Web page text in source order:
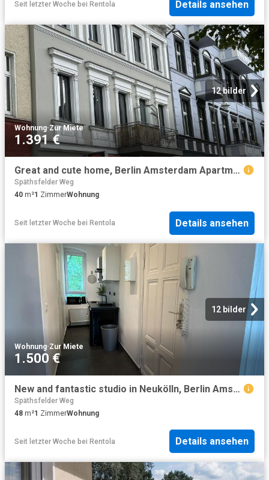
Seit letzter Woche bei Rentola Details ansehen
12 bilder
Wohnung·Zur Miete
1.391 €
Great and cute home, Berlin Amsterdam Apartments for Rent
Späthsfelder Weg
40 m²1 ZimmerWohnung
Seit letzter Woche bei Rentola Details ansehen
12 bilder
Wohnung·Zur Miete
1.500 €
New and fantastic studio in Neukölln, Berlin Amsterdam Apartments for Rent
Späthsfelder Weg
48 m²1 ZimmerWohnung
Seit letzter Woche bei Rentola Details ansehen